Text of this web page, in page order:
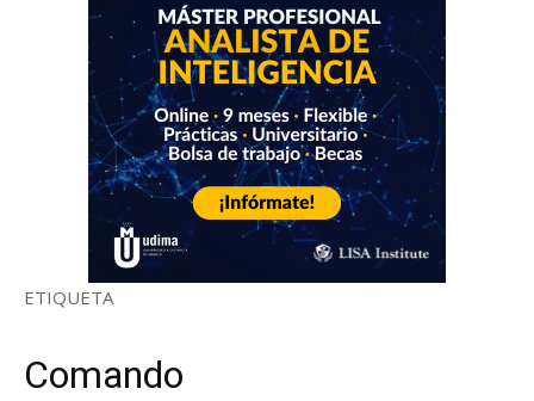
ETIQUETA
Comando